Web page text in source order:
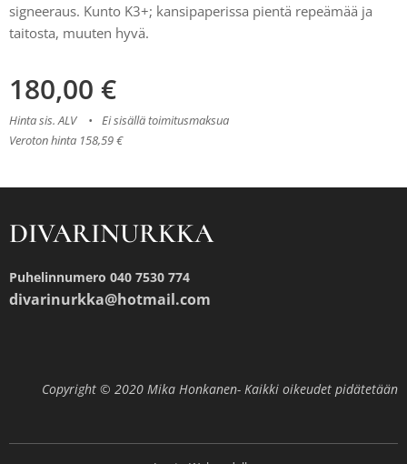
signeeraus. Kunto K3+; kansipaperissa pientä repeämää ja
taitosta, muuten hyvä.
180,00 €
Hinta sis. ALV
Ei sisällä toimitusmaksua
Veroton hinta 158,59 €
DIVARINURKKA
Puhelinnumero 040 7530 774
divarinurkka@hotmail.com
Copyright © 2020 Mika Honkanen- Kaikki oikeudet pidätetään